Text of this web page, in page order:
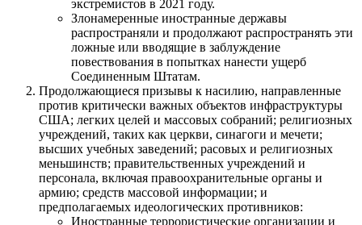
экстремистов в 2021 году.
Злонамеренные иностранные державы
распространяли и продолжают распространять эти
ложные или вводящие в заблуждение
повествования в попытках нанести ущерб
Соединенным Штатам.
Продолжающиеся призывы к насилию, направленные
против критически важных объектов инфраструктуры
США; легких целей и массовых собраний; религиозных
учреждений, таких как церкви, синагоги и мечети;
высших учебных заведений; расовых и религиозных
меньшинств; правительственных учреждений и
персонала, включая правоохранительные органы и
армию; средств массовой информации; и
предполагаемых идеологических противников:
Иностранные террористические организации и